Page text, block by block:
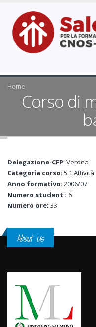
Home
Corso di
Delegazione-CFP: Verona
Categoria corso: 5.1
Anno formativo: 2006/07
Numero studenti: 6
Numero ore: 33
About Us